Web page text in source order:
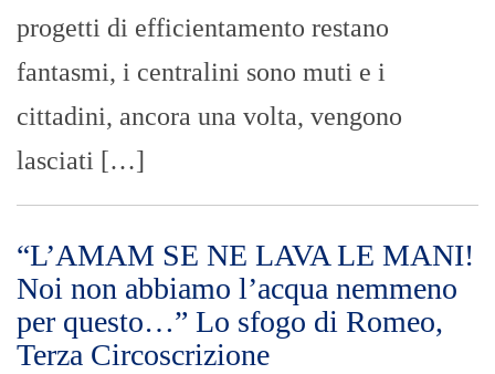
progetti di efficientamento restano
fantasmi, i centralini sono muti e i
cittadini, ancora una volta, vengono
lasciati […]
“L’AMAM SE NE LAVA LE MANI!
Noi non abbiamo l’acqua nemmeno
per questo…” Lo sfogo di Romeo,
Terza Circoscrizione